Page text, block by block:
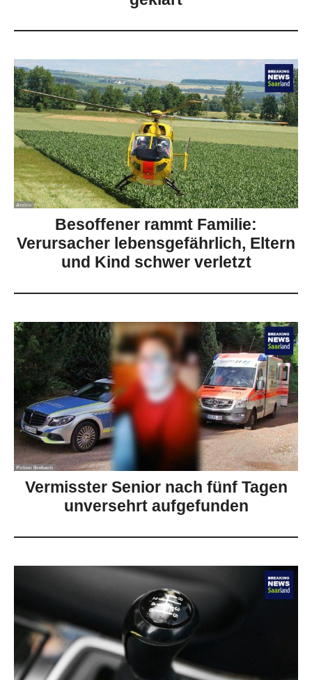
Besoffener rammt Familie:
Verursacher lebensgefährlich, Eltern
und Kind schwer verletzt
Vermisster Senior nach fünf Tagen
unversehrt aufgefunden